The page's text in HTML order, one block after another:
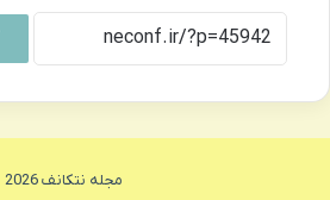
مجله نتکانف 2026